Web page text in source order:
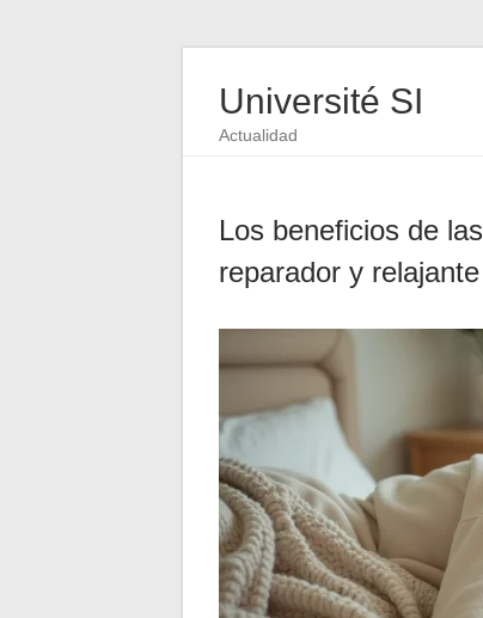
Université SI
Actualidad
Los beneficios de
reparador y relajante